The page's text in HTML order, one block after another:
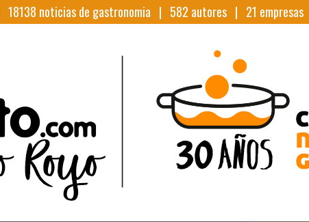
18138 noticias de gastronomia | 582 autores | 21 empresas